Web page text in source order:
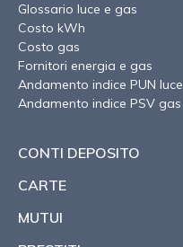
Glossario luce e gas
Costo kWh
Costo gas
Fornitori energia e gas
Andamento indice PUN luce
Andamento indice PSV gas
CONTI DEPOSITO
CARTE
MUTUI